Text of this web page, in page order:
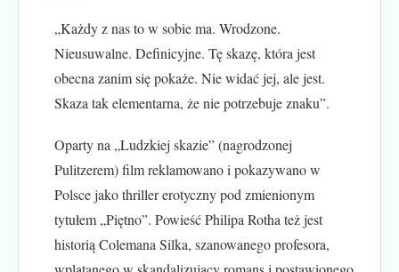
„Każdy z nas to w sobie ma. Wrodzone.
Nieusuwalne. Definicyjne. Tę skazę, która jest
obecna zanim się pokaże. Nie widać jej, ale jest.
Skaza tak elementarna, że nie potrzebuje znaku”.
Oparty na „Ludzkiej skazie” (nagrodzonej
Pulitzerem) film reklamowano i pokazywano w
Polsce jako thriller erotyczny pod zmienionym
tytułem „Piętno”. Powieść Philipa Rotha też jest
historią Colemana Silka, szanowanego profesora,